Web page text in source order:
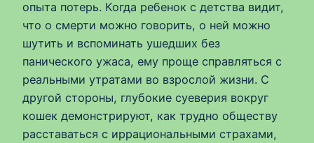
опыта потерь. Когда ребенок с детства видит,
что о смерти можно говорить, о ней можно
шутить и вспоминать ушедших без
панического ужаса, ему проще справляться с
реальными утратами во взрослой жизни. С
другой стороны, глубокие суеверия вокруг
кошек демонстрируют, как трудно обществу
расставаться с иррациональными страхами,